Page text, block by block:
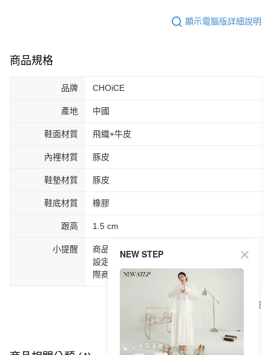
顯示電腦版詳細說明
商品規格
品牌 CHOiCE
產地 中國
鞋面材質 飛織+牛皮
內裡材質 豚皮
鞋墊材質 豚皮
鞋底材質 橡膠
跟高 1.5 cm
小提醒
商品圖片顏色會因拍攝燈光環境或個人螢幕
設定不同，而造成部份色差現象，顏色以實
際商品為主。
客服
NEW STEP